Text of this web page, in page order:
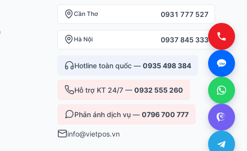
Cần Thơ 0931 777 527
Hà Nội 0937 845 333
Hotline toàn quốc — 0935 498 384
Hỗ trợ KT 24/7 — 0932 555 260
Phản ánh dịch vụ — 0796 700 777
info@vietpos.vn